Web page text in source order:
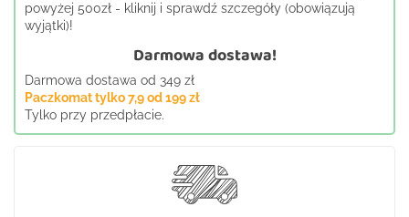
powyżej 500zł - kliknij i sprawdź szczegóły (obowiązują
wyjątki)!
Darmowa dostawa!
Darmowa dostawa od 349 zł
Paczkomat tylko 7,9 od 199 zł
Tylko przy przedpłacie.